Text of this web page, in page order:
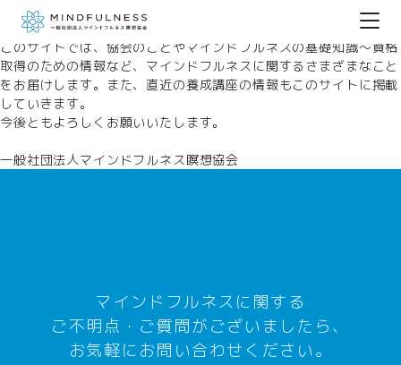
はじめまして、一般社団法人マインドフルネス瞑想協会です。
この度、公式サイトをオープンしました。
このサイトでは、協会のことやマインドフルネスの基礎知識〜資格
取得のための情報など、マインドフルネスに関するさまざまなこと
をお届けします。また、直近の養成講座の情報もこのサイトに掲載
していきます。
今後ともよろしくお願いいたします。
一般社団法人マインドフルネス瞑想協会
マインドフルネスに関する
ご不明点・ご質問がございましたら、
お気軽にお問い合わせください。